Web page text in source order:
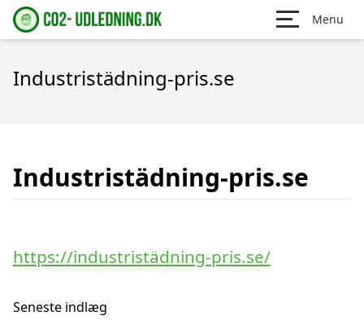
Menu
Industristädning-pris.se
Industristädning-pris.se
https://industristädning-pris.se/
Seneste indlæg